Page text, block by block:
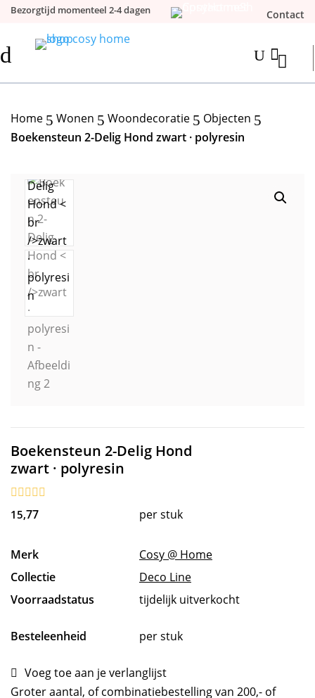
Bezorgtijd momenteel 2-4 dagen Contact
d 
U
Home 5 Wonen 5 Woondecoratie 5 Objecten 5
Boekensteun 2-Delig Hond zwart · polyresin
Boekensteun 2-Delig Hond
zwart · polyresin
15,77 per stuk
Merk
Cosy @ Home
Collectie
Deco Line
Voorraadstatus
tijdelijk uitverkocht
Besteleenheid per stuk
Voeg toe aan je verlanglijst
Groter aantal, of combinatiebestelling van 200,- of